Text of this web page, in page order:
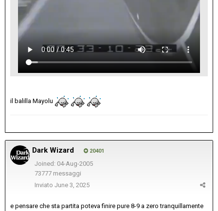
il balilla Mayolu
Dark Wizard 20401
Joined: 04-Aug-2005
73777 messaggi
Inviato June 3, 2025
e pensare che sta partita poteva finire pure 8-9 a zero tranquillamente